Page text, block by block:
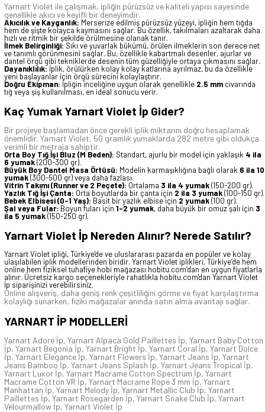
Yarnart Violet ile çalışmak, ipliğin pürüzsüz ve kaliteli yapısı sayesinde
genellikle akıcı ve keyifli bir deneyimdir.
Akıcılık ve Kayganlık: Merserize edilmiş pürüzsüz yüzeyi, ipliğin hem tığda
hem de şişte kolayca kaymasını sağlar. Bu özellik, takılmaları azaltarak daha
hızlı ve ritmik bir şekilde örülmesine olanak tanır.
İlmek Belirginliği: Sıkı ve yuvarlak bükümü, örülen ilmeklerin son derece net
ve tanımlı görünmesini sağlar. Bu, özellikle kabartmalı desenler, ajurlar ve
dantel örgü gibi tekniklerde desenin tüm güzelliğiyle ortaya çıkmasını sağlar.
Dayanıklılık: İplik, örülürken kolay kolay katlarına ayrılmaz, bu da özellikle
yeni başlayanlar için örgü sürecini kolaylaştırır.
Doğru Ekipman: İpliğin inceliğine uygun olarak genellikle 2.5 mm civarında
tığ veya şiş kullanılması, en ideal sonucu verir.
Kaç Yumak Yarnart Violet İp Gider?
Bir projeye başlamadan önce gerekli iplik miktarını doğru hesaplamak
önemlidir. Yarnart Violet, 50 gramlık yumaklarda 282 metre gibi oldukça
verimli bir metraja sahiptir.
Orta Boy Tığ İşi Bluz (M Beden): Standart, ajurlu bir model için yaklaşık 4 ila
6 yumak(200-300 gr).
Büyük Boy Dantel Masa Örtüsü: Modelin karmaşıklığına bağlı olarak 6 ila 10
yumak(300-500 gr) veya daha fazlası.
Vitrin Takımı (Runner ve 2 Peçete): Ortalama 3 ila 4 yumak(150-200 gr).
Yazlık Tığ İşi Çanta: Orta boyutlarda bir çanta için 2 ila 3 yumak(100-150 gr).
Bebek Elbisesi (0-1 Yaş): Basit bir yazlık elbise için 2 yumak(100 gr).
Şal veya Fular: Boyun fuları için 1-2 yumak, daha büyük bir omuz şalı için 3
ila 5 yumak(150-250 gr).
Yarnart Violet İp Nereden Alınır? Nerede Satılır?
Yarnart Violet ipliği, Türkiye'de ve uluslararası pazarda en popüler ve kolay
ulaşılabilen iplik modellerinden biridir. Yarnart Violet iplikleri, Türkiye’de hem
online hem fiziksel tuhafiye hobi mağazası hobitu.com’dan en uygun fiyatlarla
alınır. Ücretsiz kargo seçenekleriyle rahatlıkla hobitu.com'dan Yarnart Violet
İp siparişinizi verebilirsiniz.
Online alışveriş, daha geniş renk çeşitliliğini görme ve fiyat karşılaştırma
kolaylığı sunarken, fiziki mağazalar anında satın alma avantajı sağlar.
YARNART İP MODELLERİ
Yarnart Adore İp, Yarnart Alpaca Gold Paillettes İp, Yarnart Baby Cotton
İp, Yarnart Begonia İp, Yarnart Bright İp, Yarnart Coral İp, Yarnart Dolce
İp, Yarnart Elegance İp, Yarnart Flowers İp, Yarnart Jeans İp, Yarnart
Jeans Bamboo İp, Yarnart Jeans Splash İp, Yarnart Jeans Tropical İp,
Yarnart Luxor İp, Yarnart Macrame Cotton Spectrum İp, Yarnart
Macrame Cotton VR İp, Yarnart Macrame Rope 3 mm İp, Yarnart
Manhattan İp, Yarnart Melody İp, Yarnart Metallic Club İp, Yarnart
Paillettes İp, Yarnart Rosegarden İp, Yarnart Snake Club İp, Yarnart
Velourmallow İp, Yarnart Violet İp